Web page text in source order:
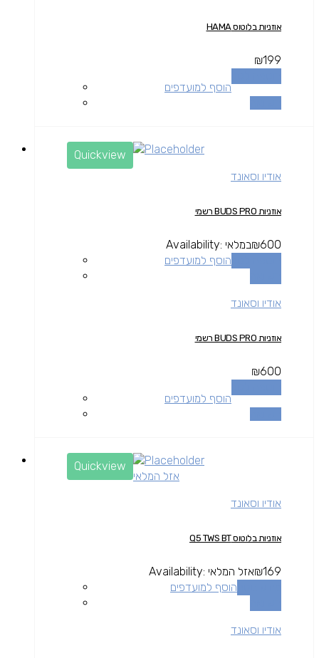
אוזניות בלוטוס HAMA
₪199
הוסף למועדפים
Quickview
אודיו וסאונד
אוזניות BUDS PRO רשמי
₪600
Availability: במלאי
הוסף למועדפים
אודיו וסאונד
אוזניות BUDS PRO רשמי
₪600
הוסף למועדפים
Quickview
אזל המלאי
אודיו וסאונד
אוזניות בלוטוס Q5 TWS BT
₪169
Availability: אזל המלאי
הוסף למועדפים
אודיו וסאונד